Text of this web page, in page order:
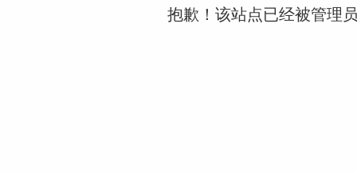
抱歉！该站点已经被管理